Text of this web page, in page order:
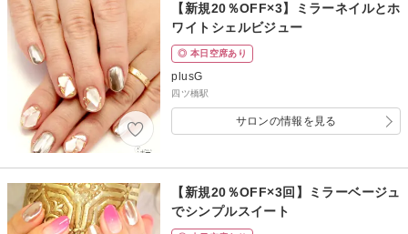
【新規20％OFF×3】ミラーネイルとホ
ワイトシェルビジュー
◎ 本日空席あり
plusG
四ツ橋駅
サロンの情報を見る
【新規20％OFF×3回】ミラーベージュ
でシンプルスイート